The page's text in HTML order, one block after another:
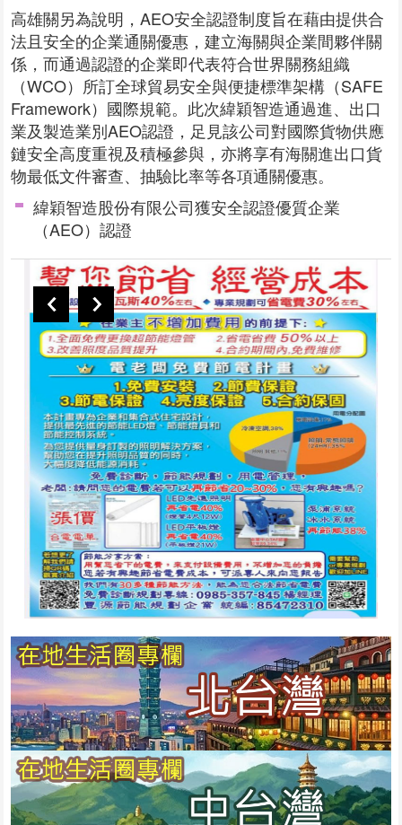
高雄關另為說明，AEO安全認證制度旨在藉由提供合
法且安全的企業通關優惠，建立海關與企業間夥伴關
係，而通過認證的企業即代表符合世界關務組織
（WCO）所訂全球貿易安全與便捷標準架構（SAFE
Framework）國際規範。此次緯穎智造通過進、出口
業及製造業別AEO認證，足見該公司對國際貨物供應
鏈安全高度重視及積極參與，亦將享有海關進出口貨
物最低文件審查、抽驗比率等各項通關優惠。
緯穎智造股份有限公司獲安全認證優質企業
（AEO）認證